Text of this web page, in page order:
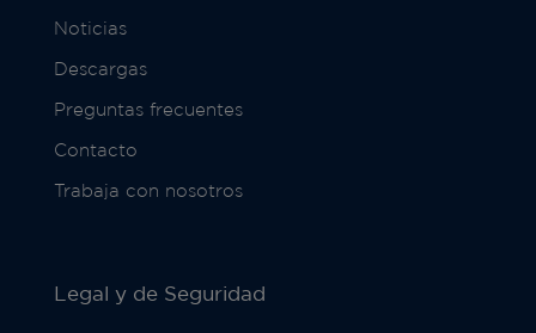
Noticias
Descargas
Preguntas frecuentes
Contacto
Trabaja con nosotros
Legal y de Seguridad